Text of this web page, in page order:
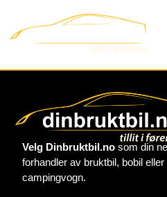
Velg Dinbruktbil.nosom din
forhandler av bruktbil, bobil eller
campingvogn.